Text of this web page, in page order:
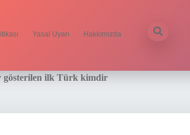
Yasal Uyarı Hakkımızda
gösterilen ilk Türk kimdir